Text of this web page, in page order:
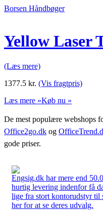
Borsen Håndbøger
Yellow Laser
(Læs mere)
1377.5 kr. (Vis fragtpris)
Læs mere »Køb nu »
De mest populære webshops
Office2go.dk og
gode priser.
Engsig.dk har mere end
hurtig levering indenfor få
lige fra stort kontorudstyr
her for at se deres udvalg.